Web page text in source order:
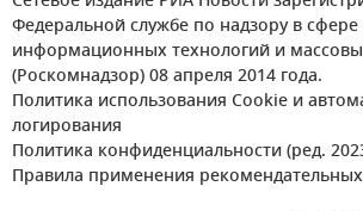
Федеральной службе по надзору в сфере
информационных технологий и
(Роскомнадзор) 08 апреля 2014 года.
Политика использования Cookie и
логирования
Политика конфиденциальности (ред.
Правила применения